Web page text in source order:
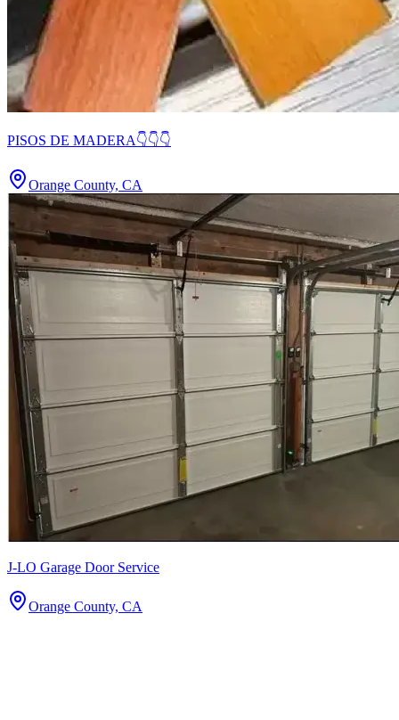
PISOS DE MADERA👇👇👇
Orange County, CA
J-LO Garage Door Service
Orange County, CA